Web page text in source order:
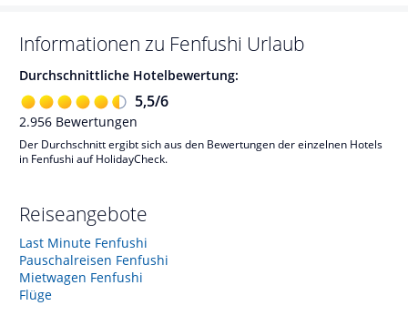
Informationen zu Fenfushi Urlaub
Durchschnittliche Hotelbewertung:
5,5/6
2.956 Bewertungen
Der Durchschnitt ergibt sich aus den Bewertungen der einzelnen Hotels
in Fenfushi auf HolidayCheck.
Reiseangebote
Last Minute Fenfushi
Pauschalreisen Fenfushi
Mietwagen Fenfushi
Flüge